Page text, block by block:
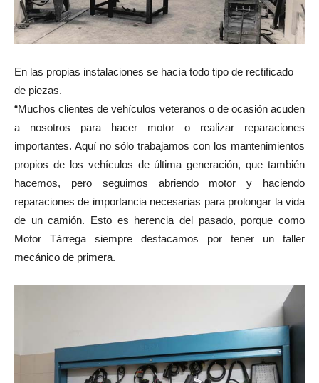
En las propias instalaciones se hacía todo tipo de rectificado
de piezas.
“Muchos clientes de vehículos veteranos o de ocasión acuden
a nosotros para hacer motor o realizar reparaciones
importantes. Aquí no sólo trabajamos con los mantenimientos
propios de los vehículos de última generación, que también
hacemos, pero seguimos abriendo motor y haciendo
reparaciones de importancia necesarias para prolongar la vida
de un camión. Esto es herencia del pasado, porque como
Motor Tàrrega siempre destacamos por tener un taller
mecánico de primera.